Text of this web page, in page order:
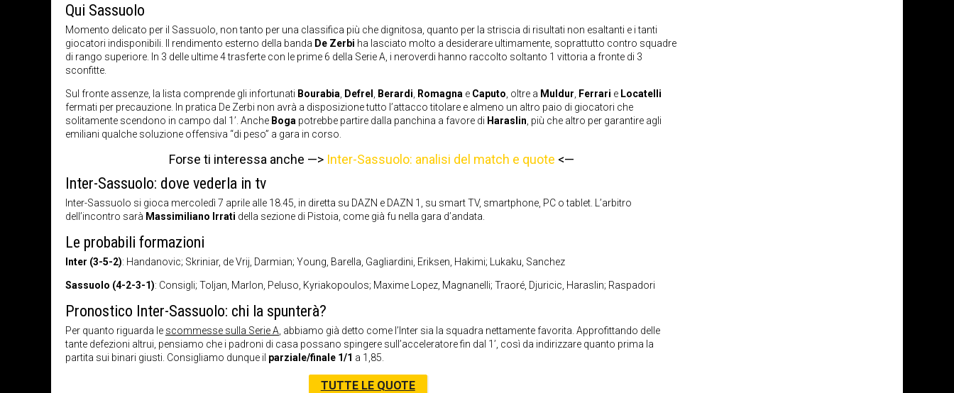
Qui Sassuolo
Momento delicato per il Sassuolo, non tanto per una classifica più che dignitosa, quanto per la striscia di risultati non esaltanti e i tanti
giocatori indisponibili. Il rendimento esterno della banda De Zerbi ha lasciato molto a desiderare ultimamente, soprattutto contro squadre
di rango superiore. In 3 delle ultime 4 trasferte con le prime 6 della Serie A, i neroverdi hanno raccolto soltanto 1 vittoria a fronte di 3
sconfitte.
Sul fronte assenze, la lista comprende gli infortunati Bourabia Defrel Berardi Romagna e Caputo , oltre a Muldur Ferrari e Locatelli
fermati per precauzione. In pratica De Zerbi non avrà a disposizione tutto l’attacco titolare e almeno un altro paio di giocatori che
solitamente scendono in campo dal 1’. Anche Boga potrebbe partire dalla panchina a favore di Haraslin , più che altro per garantire agli
emiliani qualche soluzione offensiva “di peso” a gara in corso.
Forse ti interessa anche —> Inter-Sassuolo: analisi del match e quote <—
Inter-Sassuolo: dove vederla in tv
Inter-Sassuolo si gioca mercoledì 7 aprile alle 18.45, in diretta su DAZN e DAZN 1, su smart TV, smartphone, PC o tablet. L’arbitro
dell’incontro sarà Massimiliano Irrati della sezione di Pistoia, come già fu nella gara d’andata.
Le probabili formazioni
Inter (3-5-2): Handanovic; Skriniar, de Vrij, Darmian; Young, Barella, Gagliardini, Eriksen, Hakimi; Lukaku, Sanchez
Sassuolo (4-2-3-1): Consigli; Toljan, Marlon, Peluso, Kyriakopoulos; Maxime Lopez, Magnanelli; Traoré, Djuricic, Haraslin; Raspadori
Pronostico Inter-Sassuolo: chi la spunterà?
Per quanto riguarda le scommesse sulla Serie A , abbiamo già detto come l’Inter sia la squadra nettamente favorita. Approfittando delle
tante defezioni altrui, pensiamo che i padroni di casa possano spingere sull’acceleratore fin dal 1’, così da indirizzare quanto prima la
partita sui binari giusti. Consigliamo dunque il parziale/finale 1/1 a 1,85.
TUTTE LE QUOTE